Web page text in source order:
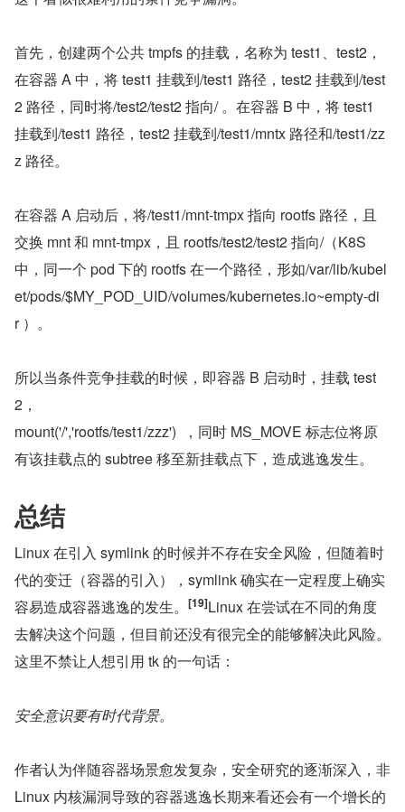
首先，创建两个公共 tmpfs 的挂载，名称为 test1、test2，
在容器 A 中，将 test1 挂载到/test1 路径，test2 挂载到/test
2 路径，同时将/test2/test2 指向/ 。在容器 B 中，将 test1
挂载到/test1 路径，test2 挂载到/test1/mntx 路径和/test1/zz
z 路径。
在容器 A 启动后，将/test1/mnt-tmpx 指向 rootfs 路径，且
交换 mnt 和 mnt-tmpx，且 rootfs/test2/test2 指向/（K8S
中，同一个 pod 下的 rootfs 在一个路径，形如/var/lib/kubel
et/pods/$MY_POD_UID/volumes/kubernetes.io~empty-di
r ）。
所以当条件竞争挂载的时候，即容器 B 启动时，挂载 test
2，
mount('/','rootfs/test1/zzz')  ，同时 MS_MOVE 标志位将原
有该挂载点的 subtree 移至新挂载点下，造成逃逸发生。
总结
Linux 在引入 symlink 的时候并不存在安全风险，但随着时
代的变迁（容器的引入），symlink 确实在一定程度上确实
容易造成容器逃逸的发生。
[19]Linux 在尝试在不同的角度
去解决这个问题，但目前还没有很完全的能够解决此风险。
这里不禁让人想引用 tk 的一句话：
安全意识要有时代背景。
作者认为伴随容器场景愈发复杂，安全研究的逐渐深入，非
Linux 内核漏洞导致的容器逃逸长期来看还会有一个增长的